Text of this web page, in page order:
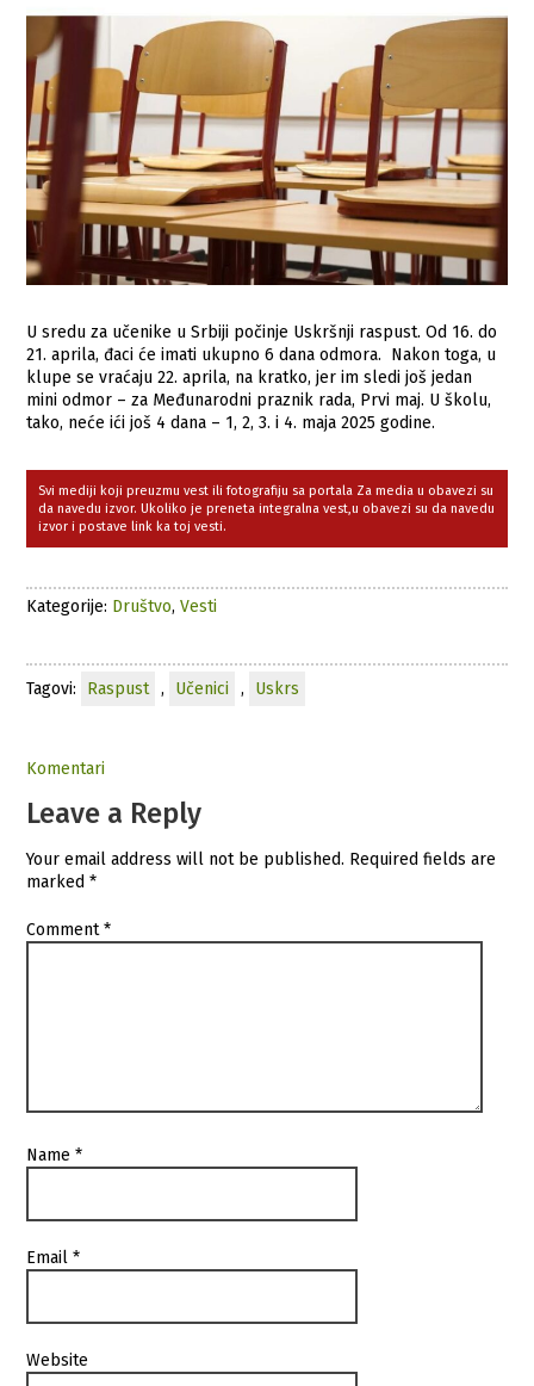
U sredu za učenike u Srbiji počinje Uskršnji raspust. Od 16. do
21. aprila, đaci će imati ukupno 6 dana odmora. Nakon toga, u
klupe se vraćaju 22. aprila, na kratko, jer im sledi još jedan
mini odmor – za Međunarodni praznik rada, Prvi maj. U školu,
tako, neće ići još 4 dana – 1, 2, 3. i 4. maja 2025 godine.
Svi mediji koji preuzmu vest ili fotografiju sa portala Za media u obavezi su
da navedu izvor. Ukoliko je preneta integralna vest,u obavezi su da navedu
izvor i postave link ka toj vesti.
Kategorije: Društvo,Vesti
Tagovi: Raspust , Učenici , Uskrs
Komentari
Leave a Reply
Your email address will not be published. Required fields are
marked*
Comment*
Name*
Email*
Website